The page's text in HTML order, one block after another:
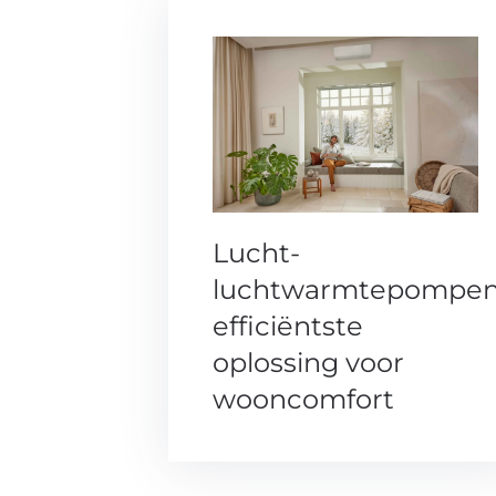
Lucht-
efficiëntste
oplossing voor
wooncomfort